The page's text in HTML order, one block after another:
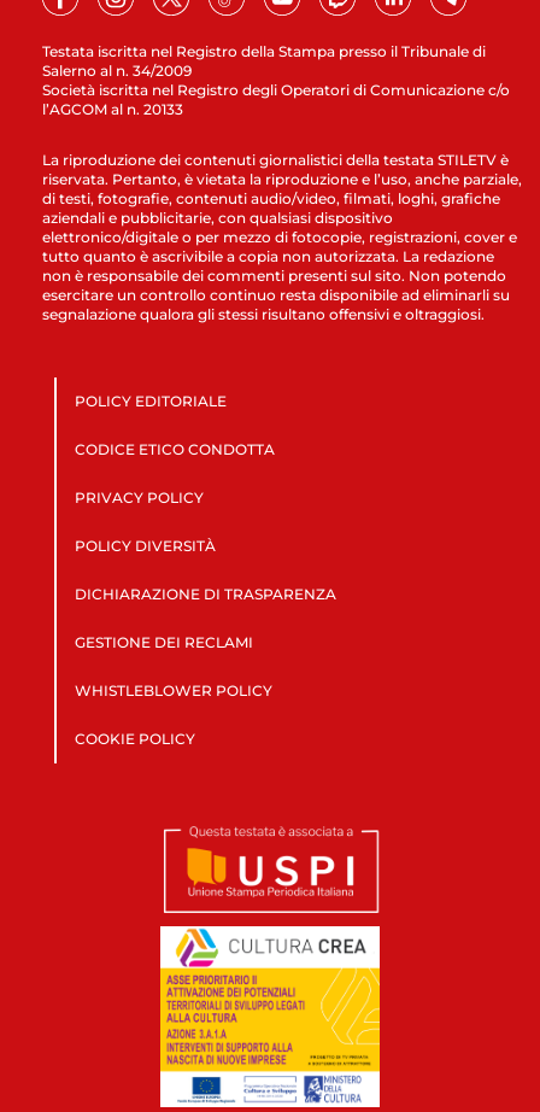
Testata iscritta nel Registro della Stampa presso il Tribunale di
Salerno al n. 34/2009
Società iscritta nel Registro degli Operatori di Comunicazione c/o
l’AGCOM al n. 20133
La riproduzione dei contenuti giornalistici della testata STILETV è
riservata. Pertanto, è vietata la riproduzione e l’uso, anche parziale,
di testi, fotografie, contenuti audio/video, filmati, loghi, grafiche
aziendali e pubblicitarie, con qualsiasi dispositivo
elettronico/digitale o per mezzo di fotocopie, registrazioni, cover e
tutto quanto è ascrivibile a copia non autorizzata. La redazione
non è responsabile dei commenti presenti sul sito. Non potendo
esercitare un controllo continuo resta disponibile ad eliminarli su
segnalazione qualora gli stessi risultano offensivi e oltraggiosi.
POLICY EDITORIALE
CODICE ETICO CONDOTTA
PRIVACY POLICY
POLICY DIVERSITÀ
DICHIARAZIONE DI TRASPARENZA
GESTIONE DEI RECLAMI
WHISTLEBLOWER POLICY
COOKIE POLICY